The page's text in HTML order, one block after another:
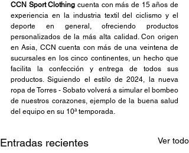
CCN Sport Clothing cuenta con más de 15 años de
experiencia en la industria textil del ciclismo y el
deporte en general, ofreciendo productos
personalizados de la más alta calidad. Con origen
en Asia, CCN cuenta con más de una veintena de
sucursales en los cinco continentes, un hecho que
facilita la confección y entrega de todos sus
productos. Siguiendo el estilo de 2024, la nueva
ropa de Torres - Sobato volverá a simular el bombeo
de nuestros corazones, ejemplo de la buena salud
del equipo en su 10ª temporada.
Entradas recientes Ver todo